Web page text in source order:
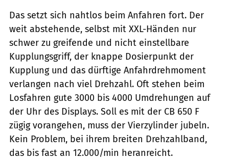
Das setzt sich nahtlos beim Anfahren fort. Der
weit abstehende, selbst mit XXL-Händen nur
schwer zu greifende und nicht einstellbare
Kupplungsgriff, der knappe Dosierpunkt der
Kupplung und das dürftige Anfahrdrehmoment
verlangen nach viel Drehzahl. Oft stehen beim
Losfahren gute 3000 bis 4000 Umdrehungen auf
der Uhr des Displays. Soll es mit der CB 650 F
zügig vorangehen, muss der Vierzylinder jubeln.
Kein Problem, bei ihrem breiten Drehzahlband,
das bis fast an 12.000/min heranreicht.